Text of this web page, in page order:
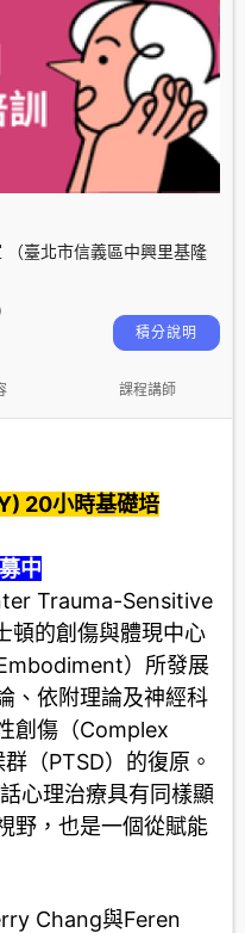
積分說明
臺北市信義區中興里基隆
課程講師
20小時基礎培
中
Trauma-Sensitive
頓的創傷與體現中心
）所發展
、依附理論及神經科
創傷（Complex
（PTSD）的復原。
心理治療具有同樣顯
野，也是一個從賦能
Chang與Feren